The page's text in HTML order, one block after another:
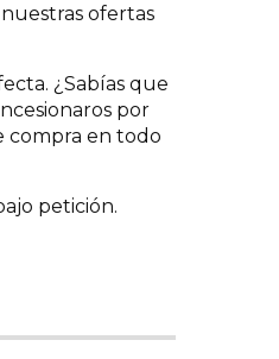
ofertas
¿Sabías que
por
compra en todo
petición.